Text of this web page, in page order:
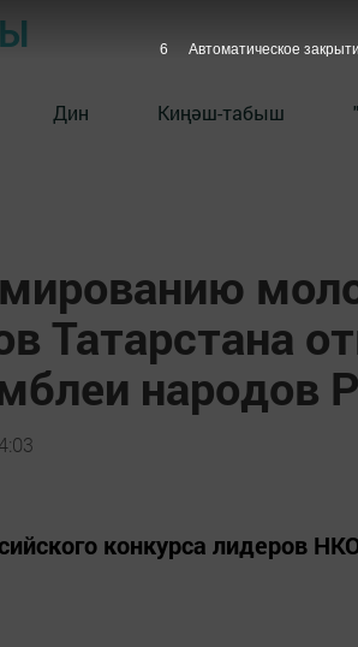
Дин Киңәш-табыш
Татарстана
народов
конкурса лидеров
5 Автоматическое